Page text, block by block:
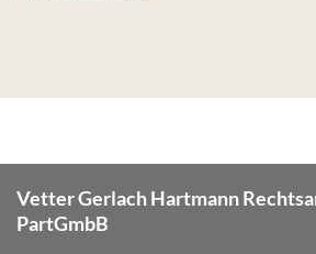
Vetter Gerlach Hartmann
PartGmbB